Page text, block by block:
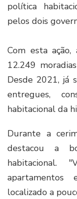
política
pelos dois
Com esta
12.249
Desde 2021, já
entregues,
habitacional da
Durante a
destacou a
habitacional.
localizado a